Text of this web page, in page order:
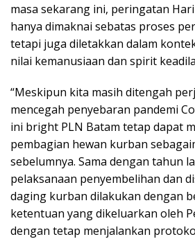
masa sekarang ini, peringatan
hanya dimaknai sebatas proses
tetapi juga diletakkan dalam
nilai kemanusiaan dan spirit
“Meskipun kita masih ditengah
mencegah penyebaran pandemi
ini bright PLN Batam tetap dapat
pembagian hewan kurban
sebelumnya. Sama dengan tahun
pelaksanaan penyembelihan dan
daging kurban dilakukan dengan
ketentuan yang dikeluarkan oleh
dengan tetap menjalankan